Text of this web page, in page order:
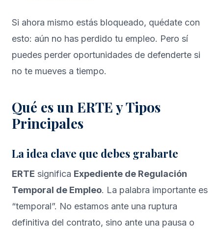
Si ahora mismo estás bloqueado, quédate con
esto: aún no has perdido tu empleo. Pero sí
puedes perder oportunidades de defenderte si
no te mueves a tiempo.
Qué es un ERTE y Tipos
Principales
La idea clave que debes grabarte
ERTE significa Expediente de Regulación
Temporal de Empleo. La palabra importante es
“temporal”. No estamos ante una ruptura
definitiva del contrato, sino ante una pausa o